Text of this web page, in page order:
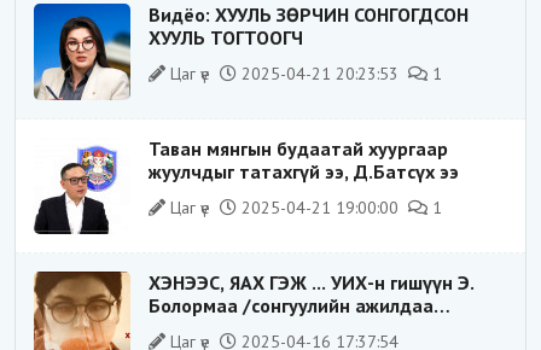
Видёо: ХУУЛЬ ЗӨРЧИН СОНГОГДСОН
ХУУЛЬ ТОГТООГЧ
Цаг үе 2025-04-21 20:23:53 1
Таван мянгын будаатай хуургаар
жуулчдыг татахгүй ээ, Д.Батсүх ээ
Цаг үе 2025-04-21 19:00:00 1
ХЭНЭЭС, ЯАХ ГЭЖ ... УИХ-н гишүүн Э.
Болормаа /сонгуулийн ажилдаа
гадаадын компаниас хандив авсан уу/
Цаг үе 2025-04-16 17:37:54